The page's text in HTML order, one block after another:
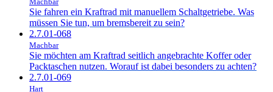
Sie fahren ein Kraftrad mit manuellem Schaltgetriebe. Was
müssen Sie tun, um bremsbereit zu sein?
2.7.01-068
Machbar
Sie möchten am Kraftrad seitlich angebrachte Koffer oder
Packtaschen nutzen. Worauf ist dabei besonders zu achten?
2.7.01-069
Hart